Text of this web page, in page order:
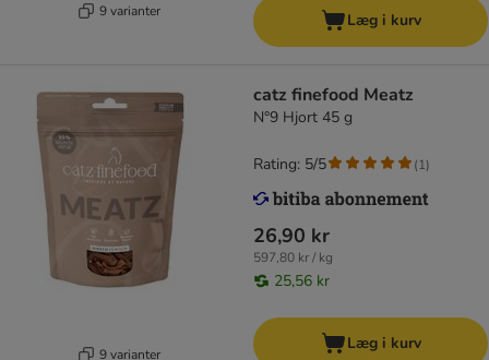
9 varianter Læg i kurv
9 varianter
catz finefood Meatz
N°9 Hjort 45 g
26,90 kr
597,80 kr / kg
25,56 kr
Rating: 5/5 (1)
Læg i kurv